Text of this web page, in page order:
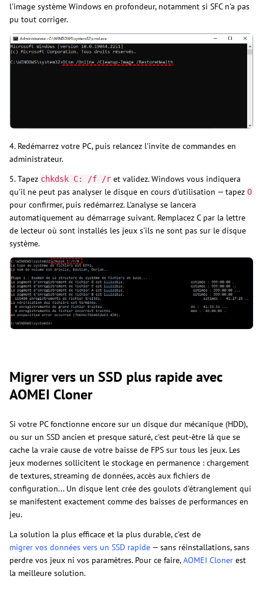
l'image système Windows en profondeur, notamment si SFC n'a pas
pu tout corriger.
4. Redémarrez votre PC, puis relancez l'invite de commandes en
administrateur.
5. Tapez chkdsk C: /f /r et validez. Windows vous indiquera
qu'il ne peut pas analyser le disque en cours d'utilisation — tapez O
pour confirmer, puis redémarrez. L'analyse se lancera
automatiquement au démarrage suivant. Remplacez C par la lettre
de lecteur où sont installés les jeux s'ils ne sont pas sur le disque
système.
Migrer vers un SSD plus rapide avec
AOMEI Cloner
Si votre PC fonctionne encore sur un disque dur mécanique (HDD),
ou sur un SSD ancien et presque saturé, c'est peut-être là que se
cache la vraie cause de votre baisse de FPS sur tous les jeux. Les
jeux modernes sollicitent le stockage en permanence : chargement
de textures, streaming de données, accès aux fichiers de
configuration... Un disque lent crée des goulots d'étranglement qui
se manifestent exactement comme des baisses de performances en
jeu.
La solution la plus efficace et la plus durable, c'est de
migrer vos données vers un SSD rapide — sans réinstallations, sans
perdre vos jeux ni vos paramètres. Pour ce faire,AOMEI Cloner est
la meilleure solution.